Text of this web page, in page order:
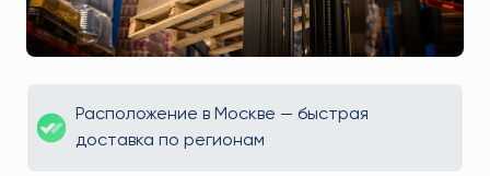
Расположение в Москве — быстрая
доставка по регионам